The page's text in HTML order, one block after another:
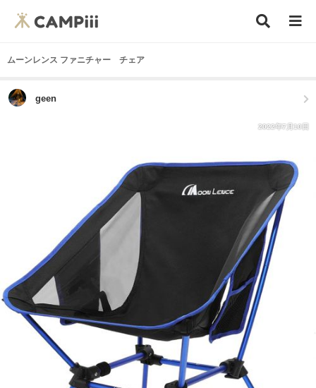
ムーンレンス ファニチャー チェア
geen
2022年7月10日